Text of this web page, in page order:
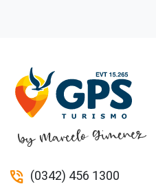
phone_in_talk (0342) 456 1300